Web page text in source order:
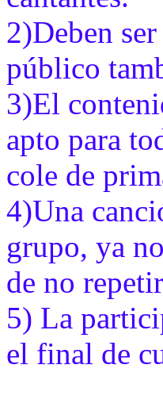
2)Deben
público
3)El
apto para
cole de
4)Una
grupo, ya
de no
5) La
el final de